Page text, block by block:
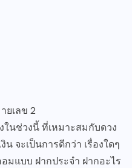
ยเลข 2
นช่วงนี้ ที่เหมาะสมกับดวง
จะเป็นการดีกว่า เรื่องใดๆ
มแบบ ฝากประจำ ฝากอะไร